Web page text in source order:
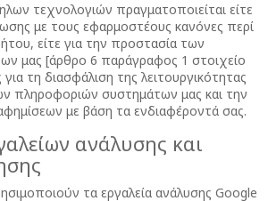
τεχνολογιών πραγματοποιείται είτε
με τους εφαρμοστέους κανόνες περί
είτε για την προστασία των
μας [άρθρο 6 παράγραφος 1 στοιχείο
τη διασφάλιση της λειτουργικότητας
πληροφοριών συστημάτων μας και την
με βάση τα ενδιαφέροντά σας.
ανάλυσης και
τα εργαλεία ανάλυσης Google